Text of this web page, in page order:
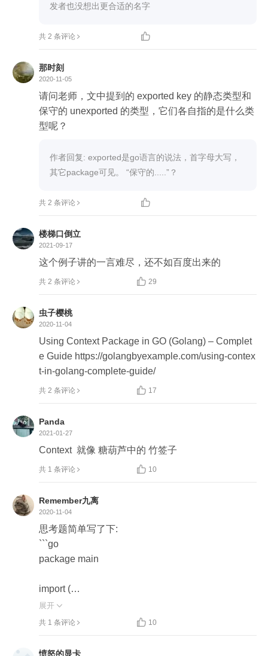
发者也没想出更合适的名字
共 2 条评论 
那时刻
2020-11-05
请问老师，文中提到的 exported key 的静态类型和
保守的 unexported 的类型，它们各自指的是什么类
型呢？
作者回复: exported是go语言的说法，首字母大写，
其它package可见。 “保守的.....”？
共 2 条评论 
楼梯口倒立
2021-09-17
这个例子讲的一言难尽，还不如百度出来的
共 2 条评论  29
虫子樱桃
2020-11-04
Using Context Package in GO (Golang) – Complet
e Guide https://golangbyexample.com/using-contex
t-in-golang-complete-guide/
共 2 条评论  17
Panda
2021-01-27
共 1 条评论  10
Remember九离
2020-11-04
思考题简单写了下:
```go
package main
import (
	"context"
	"fmt"
)
展开 
共 1 条评论  10
愤怒的显卡